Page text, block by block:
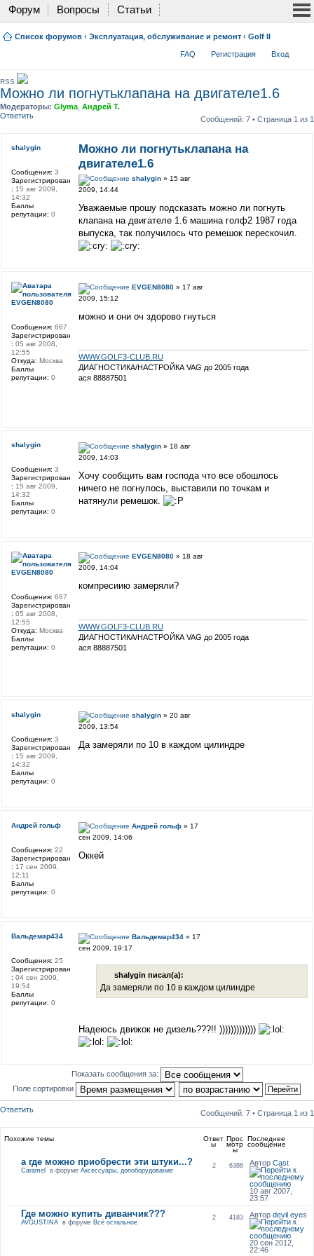
Форум Вопросы Статьи
Список форумов ‹ Эксплуатация, обслуживание и ремонт ‹ Golf II
FAQ Регистрация Вход
RSS
Можно ли погнутьклапана на двигателе1.6
Модераторы: Glyma Андрей Т.
Ответить
Сообщений: 7 • Страница 1 из 1
Можно ли погнутьклапана на
двигателе1.6
shalygin» 15 авг
2009, 14:44
Уважаемые прошу подсказать можно ли погнуть
клапана на двигателе 1.6 машина голф2 1987 года
выпуска, так получилось что ремешок перескочил.
shalygin
Сообщения: 3
Зарегистрирован
: 15 авг 2009,
14:32
Баллы
репутации: 0
EVGEN8080» 17 авг
2009, 15:12
можно и они оч здорово гнуться
WWW.GOLF3-CLUB.RU
ДИАГНОСТИКА/НАСТРОЙКА VAG до 2005 года
ася 88887501
EVGEN8080
Сообщения: 667
Зарегистрирован
: 05 авг 2008,
12:55
Откуда: Москва
Баллы
репутации: 0
shalygin» 18 авг
2009, 14:03
Хочу сообщить вам господа что все обошлось
ничего не погнулось, выставили по точкам и
натянули ремешок.
shalygin
Сообщения: 3
Зарегистрирован
: 15 авг 2009,
14:32
Баллы
репутации: 0
EVGEN8080» 18 авг
2009, 14:04
компресиию замеряли?
WWW.GOLF3-CLUB.RU
ДИАГНОСТИКА/НАСТРОЙКА VAG до 2005 года
ася 88887501
EVGEN8080
Сообщения: 667
Зарегистрирован
: 05 авг 2008,
12:55
Откуда: Москва
Баллы
репутации: 0
shalygin» 20 авг
2009, 13:54
Да замеряли по 10 в каждом цилиндре
shalygin
Сообщения: 3
Зарегистрирован
: 15 авг 2009,
14:32
Баллы
репутации: 0
Андрей гольф» 17
сен 2009, 14:06
Оккей
Андрей гольф
Сообщения: 22
Зарегистрирован
: 17 сен 2009,
12:11
Баллы
репутации: 0
Вальдемар434» 17
сен 2009, 19:17
shalygin писал(а):
Да замеряли по 10 в каждом цилиндре
Надеюсь движок не дизель???!! )))))))))))))
Вальдемар434
Сообщения: 25
Зарегистрирован
: 04 сен 2009,
19:54
Баллы
репутации: 0
Показать сообщения за:
Поле сортировки
Ответить Сообщений: 7 • Страница 1 из 1
Похожие темы Ответ
ы
Прос
мотр
ы
Последнее
сообщение
а где можно приобрести эти штуки...?
Caramel в форуме Аксессуары, допоборудование
2 6386 АвторCast
10 авг 2007,
23:57
Где можно купить диванчик???
AVGUSTINAв форуме Всё остальное
2 4183 Авторdevil eyes
20 сен 2012,
22:46